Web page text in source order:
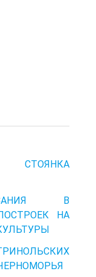
СТОЯНКА
В
НА